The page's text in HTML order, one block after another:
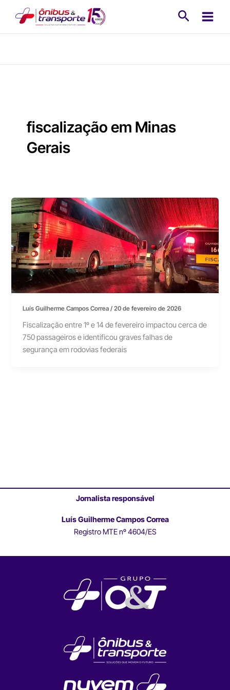
fiscalização em Minas
Gerais
Luís Guilherme Campos Correa/20 de fevereiro de 2026
Fiscalização entre 1º e 14 de fevereiro impactou cerca de
750 passageiros e identificou graves falhas de
segurança em rodovias federais
Jornalista responsável
Luís Guilherme Campos Correa
Registro MTE nº 4604/ES